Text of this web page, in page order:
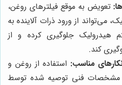
تعویض به موقع فیلترهای روغن،
می‌تواند از ورود ذرات آلاینده به
هیدرولیک جلوگیری کرده و از
کند.
مناسب: استفاده از روغن و
مشخصات فنی توصیه شده توسط